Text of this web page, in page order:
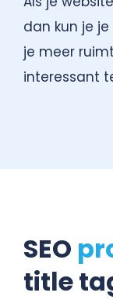
dan kun je
je meer
interessant
SEO
title